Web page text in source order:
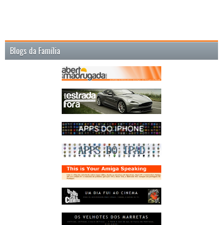
Blogs da Família